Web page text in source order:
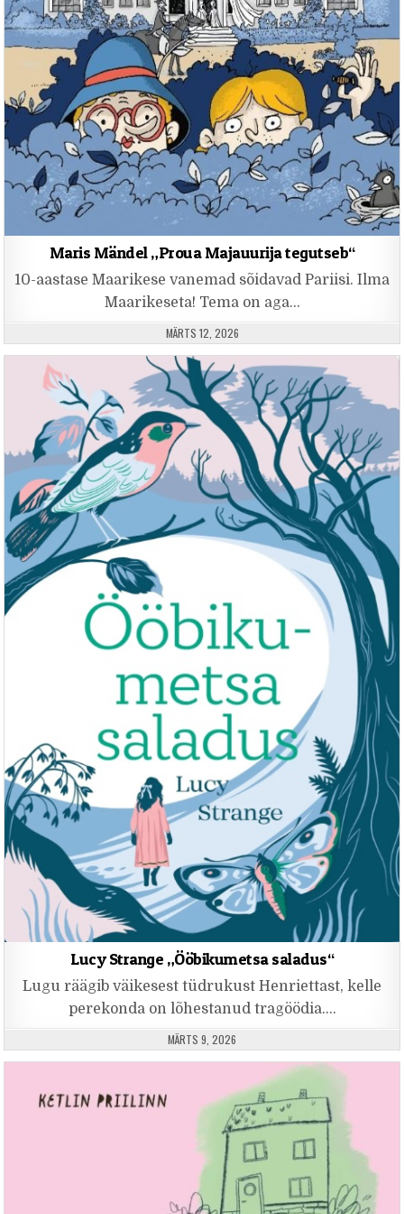
Maris Mändel „Proua Majauurija tegutseb“
10-aastase Maarikese vanemad sõidavad Pariisi. Ilma
Maarikeseta! Tema on aga…
PUBLISHED DATE:
MÄRTS 12, 2026
Lucy Strange „Ööbikumetsa saladus“
Lugu räägib väikesest tüdrukust Henriettast, kelle
perekonda on lõhestanud tragöödia….
PUBLISHED DATE:
MÄRTS 9, 2026